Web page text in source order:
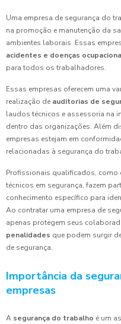
Uma empresa de segurança do
na promoção e manutenção da
ambientes laborais. Essas
acidentes e doenças
para todos os trabalhadores.
Essas empresas oferecem uma
realização de auditorias de
laudos técnicos e assessoria na
dentro das organizações. Além
empresas estejam em
relacionadas à segurança do
Profissionais qualificados, como
técnicos em segurança, fazem
conhecimento específico para
Ao contratar uma empresa de
apenas protegem seus
penalidades que podem surgir
de segurança.
Importância da
empresas
A segurança do trabalho é um